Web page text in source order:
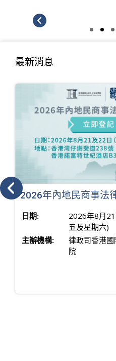
最新消息
2026年內地民商事法
日期:
2026年8月
五及星期六)
主辦機構:
律政司香港
院